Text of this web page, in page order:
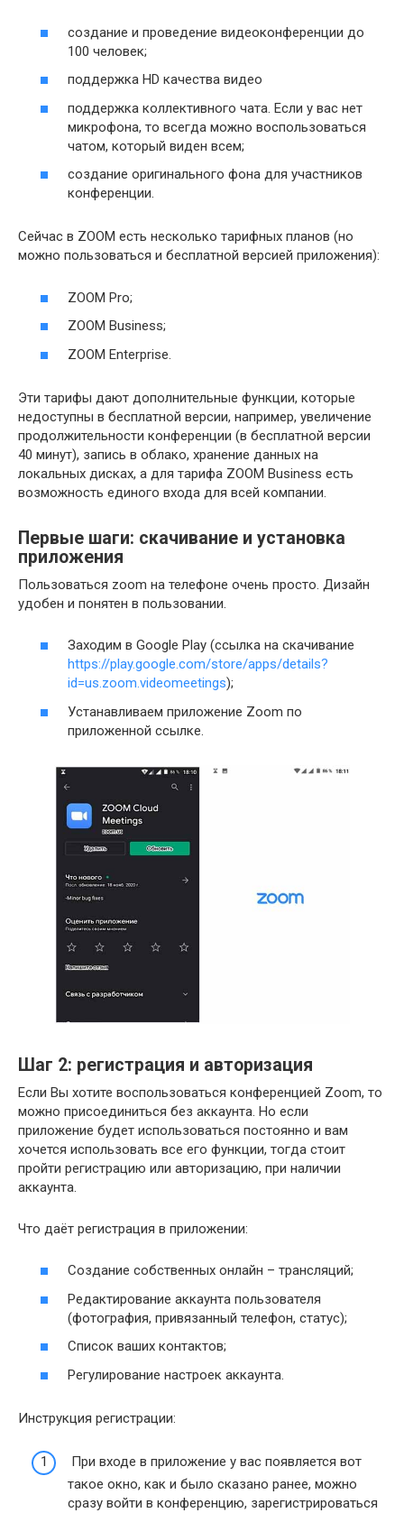
создание и проведение видеоконференции до
100 человек;
поддержка HD качества видео
поддержка коллективного чата. Если у вас нет
микрофона, то всегда можно воспользоваться
чатом, который виден всем;
создание оригинального фона для участников
конференции.
Сейчас в ZOOM есть несколько тарифных планов (но
можно пользоваться и бесплатной версией приложения):
ZOOM Pro;
ZOOM Business;
ZOOM Enterprise.
Эти тарифы дают дополнительные функции, которые
недоступны в бесплатной версии, например, увеличение
продолжительности конференции (в бесплатной версии
40 минут), запись в облако, хранение данных на
локальных дисках, а для тарифа ZOOM Business есть
возможность единого входа для всей компании.
Первые шаги: скачивание и установка
приложения
Пользоваться zoom на телефоне очень просто. Дизайн
удобен и понятен в пользовании.
Заходим в Google Play (ссылка на скачивание
https://play.google.com/store/apps/details?
id=us.zoom.videomeetings);
Устанавливаем приложение Zoom по
приложенной ссылке.
Шаг 2: регистрация и авторизация
Если Вы хотите воспользоваться конференцией Zoom, то
можно присоединиться без аккаунта. Но если
приложение будет использоваться постоянно и вам
хочется использовать все его функции, тогда стоит
пройти регистрацию или авторизацию, при наличии
аккаунта.
Что даёт регистрация в приложении:
Создание собственных онлайн – трансляций;
Редактирование аккаунта пользователя
(фотография, привязанный телефон, статус);
Список ваших контактов;
Регулирование настроек аккаунта.
Инструкция регистрации:
При входе в приложение у вас появляется вот
такое окно, как и было сказано ранее, можно
сразу войти в конференцию, зарегистрироваться